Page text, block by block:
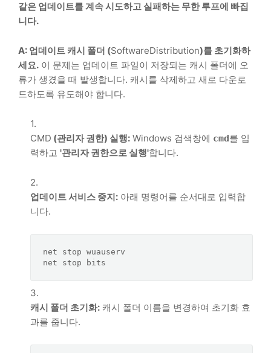
같은 업데이트를 계속 시도하고 실패하는 무한 루프에 빠집
니다.
A: 업데이트 캐시 폴더 (SoftwareDistribution)를 초기화하
세요. 이 문제는 업데이트 파일이 저장되는 캐시 폴더에 오
류가 생겼을 때 발생합니다. 캐시를 삭제하고 새로 다운로
드하도록 유도해야 합니다.
CMD (관리자 권한) 실행: Windows 검색창에 cmd를 입
력하고 '관리자 권한으로 실행'합니다.
업데이트 서비스 중지: 아래 명령어를 순서대로 입력합
니다.
net stop wuauserv
캐시 폴더 초기화: 캐시 폴더 이름을 변경하여 초기화 효
과를 줍니다.